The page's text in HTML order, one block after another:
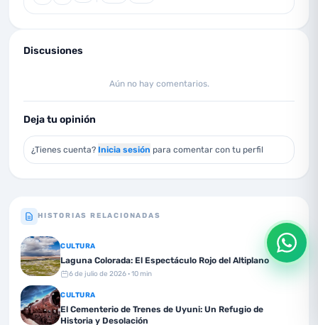
Discusiones
Aún no hay comentarios.
Deja tu opinión
¿Tienes cuenta? Inicia sesión para comentar con tu perfil
HISTORIAS RELACIONADAS
CULTURA
Laguna Colorada: El Espectáculo Rojo del Altiplano
6 de julio de 2026· 10 min
CULTURA
El Cementerio de Trenes de Uyuni: Un Refugio de
Historia y Desolación